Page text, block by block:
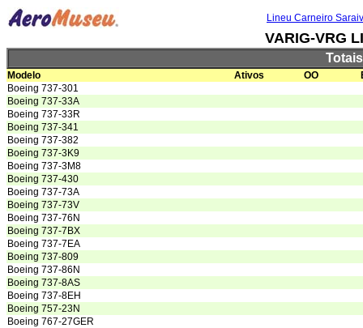
Lineu Carneiro
VARIG-VRG
Modelo Ativos OO
Boeing 737-301
Boeing 737-33A
Boeing 737-33R
Boeing 737-341
Boeing 737-382
Boeing 737-3K9
Boeing 737-3M8
Boeing 737-430
Boeing 737-73A
Boeing 737-73V
Boeing 737-76N
Boeing 737-7BX
Boeing 737-7EA
Boeing 737-809
Boeing 737-86N
Boeing 737-8AS
Boeing 737-8EH
Boeing 757-23N
Boeing 767-27GER